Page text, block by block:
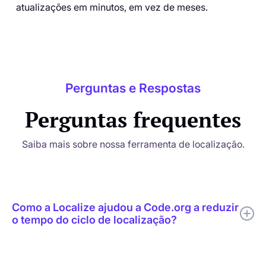
atualizações em minutos, em vez de meses.
Perguntas e Respostas
Perguntas frequentes
Saiba mais sobre nossa ferramenta de localização.
Como a Localize ajudou a Code.org a reduzir
o tempo do ciclo de localização?